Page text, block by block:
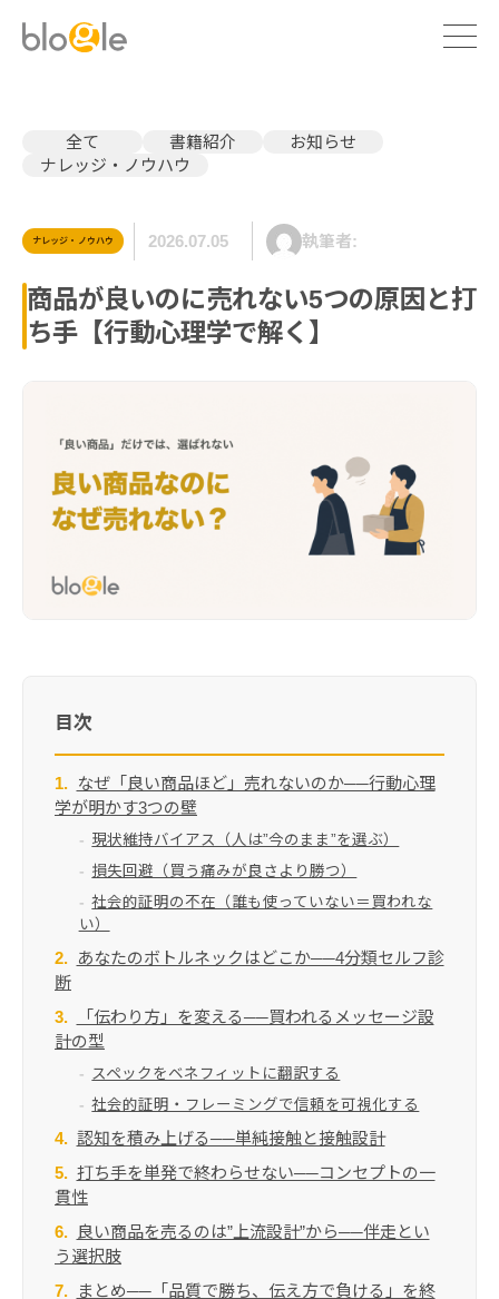
Consulting
Digital contents
Projects involved
Company profile
Executive profile
全て 書籍紹介
お知らせ
ナレッジ・ノウハウ
ナレッジ・ノウハウ 2026.07.05 執筆者:
商品が良いのに売れない5つの原因と打
ち手【行動心理学で解く】
目次
なぜ「良い商品ほど」売れないのか──行動心理
学が明かす3つの壁
現状維持バイアス（人は”今のまま”を選ぶ）
損失回避（買う痛みが良さより勝つ）
社会的証明の不在（誰も使っていない＝買われな
い）
あなたのボトルネックはどこか──4分類セルフ診
断
「伝わり方」を変える──買われるメッセージ設
計の型
スペックをベネフィットに翻訳する
社会的証明・フレーミングで信頼を可視化する
認知を積み上げる──単純接触と接触設計
打ち手を単発で終わらせない──コンセプトの一
貫性
良い商品を売るのは”上流設計”から──伴走とい
う選択肢
まとめ──「品質で勝ち、伝え方で負ける」を終